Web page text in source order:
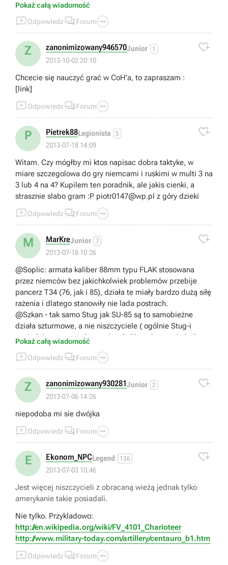
poszukać tematycznego forum do tej gry(Exitii), poczytać
posty z tej strony, jeżeli chcą dobrze grać.
Ps. Co do podsumowania poradnika w Late Game, Pantery
są zbyt drogie, aby ich było sporo(chyba, że według
autora to 2-3), natomiast jeżeli tak jest, to zapewne
jesteśmy zepchnięci do bazy i jedyne co możemy zrobić
to napisać kulturalnie GG i wyjść z gry.
Pozdrawiam.
Pokaż całą wiadomość
Odpowiedz  Forum 
Z zanonimizowany946570Junior 1
2013-10-02 20:10

Chcecie się nauczyć grać w CoH'a, to zapraszam :
[link]
Odpowiedz  Forum 
P Pietrek88Legionista 5
2013-07-18 14:09

Witam. Czy mógłby mi ktos napisac dobra taktyke, w
miare szczegolowa do gry niemcami i ruskimi w multi 3 na
3 lub 4 na 4? Kupilem ten poradnik, ale jakis cienki, a
strasznie slabo gram :P piotr0147@wp.pl z góry dzieki
Odpowiedz  Forum 
M MarKreJunior 7
2013-07-18 10:26

@Soplic: armata kaliber 88mm typu FLAK stosowana
przez niemców bez jakichkolwiek problemów przebije
pancerz T34 (76, jak i 85), działa te miały bardzo dużą siłę
rażenia i dlatego stanowiły nie lada postrach.
@Szkan - tak samo Stug jak SU-85 są to samobieżne
działa szturmowe, a nie niszczyciele ( ogólnie Stug-i
posiadały armaty o zbyt małym kalibrze by mogły być
Pokaż całą wiadomość
Odpowiedz  Forum 
Z zanonimizowany930281Junior 2
2013-07-06 14:26

niepodoba mi sie dwójka
Odpowiedz  Forum 
E Ekonom_NPCLegend 136
2013-07-03 10:46

Jest więcej niszczycieli z obracaną wieżą jednak tylko
amerykanie takie posiadali.
Nie tylko. Przykladowo:
http://en.wikipedia.org/wiki/FV_4101_Charioteer
http://www.military-today.com/artillery/centauro_b1.htm
Odpowiedz  Forum 